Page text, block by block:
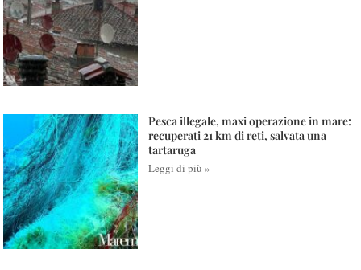
Pesca illegale, maxi operazione in mare:
recuperati 21 km di reti, salvata una
tartaruga
Leggi di più »